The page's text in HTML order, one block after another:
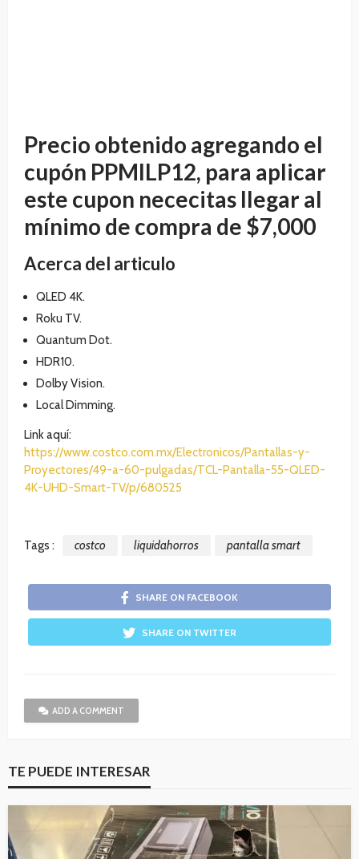
Precio obtenido agregando el
cupón PPMILP12, para aplicar
este cupon nececitas llegar al
mínimo de compra de $7,000
Acerca del articulo
QLED 4K.
Roku TV.
Quantum Dot.
HDR10.
Dolby Vision.
Local Dimming.
Link aquí:
https://www.costco.com.mx/Electronicos/Pantallas-y-
Proyectores/49-a-60-pulgadas/TCL-Pantalla-55-QLED-
4K-UHD-Smart-TV/p/680525
Tags : costco liquidahorros pantalla smart
SHARE ON FACEBOOK
SHARE ON TWITTER
ADD A COMMENT
TE PUEDE INTERESAR